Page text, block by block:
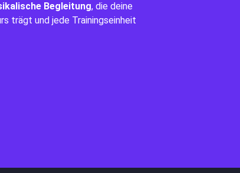
Begleitung, die deine
trägt und jede Trainingseinheit